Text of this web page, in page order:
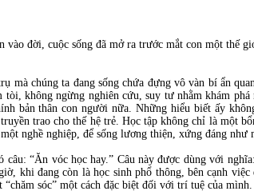
vào đời, cuộc sống đã mở ra trước mắt con một thế
mà chúng ta đang sống chứa đựng vô vàn bí ẩn
tòi, không ngừng nghiên cứu, suy tư nhằm khám
bản thân con người nữa. Những hiểu biết ấy
trao cho thế hệ trẻ. Học tập không chỉ là một
nghề nghiệp, để sống lương thiện, xứng đáng như
câu: “Ăn vóc học hay.” Câu này được dùng với
khi đang còn là học sinh phổ thông, bên cạnh việc
“chăm sóc” một cách đặc biệt đối với trí tuệ của mình.